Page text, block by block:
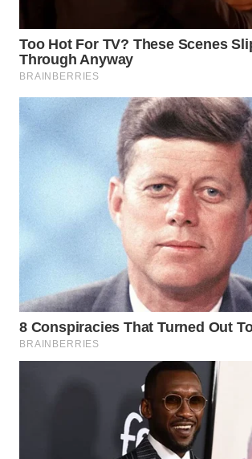
WN
PURWAKARTA
TIMUR
WN
BOROBUDUR
WN